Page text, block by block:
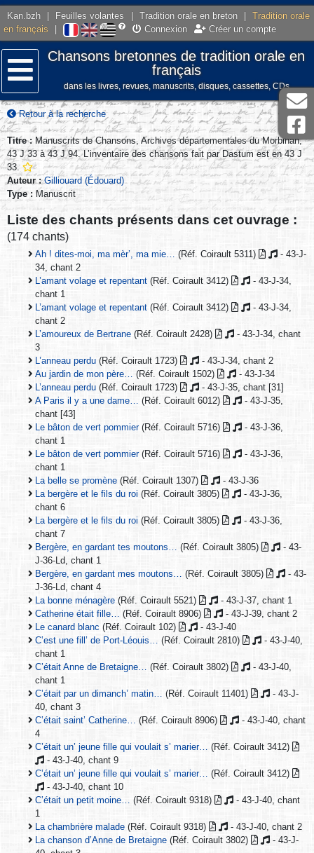
Kan.bzh Feuilles volantes Tradition orale en breton
Tradition orale
en français
Connexion Créer un compte
Menu
Chansons bretonnes de tradition orale en
français
dans les livres, revues, manuscrits, disques, cassettes, CDs
Retour à la recherche
Titre : Manuscrits de Chansons, Archives départementales du Morbihan,
43 J 33 à 43 J 94. L’inventaire des chansons fait par Dastum est en 43 J
33.
Auteur :Gilliouard (Édouard)
Type : Manuscrit
Liste des chants présents dans cet ouvrage :
(174 chants)
Ah ! dites-moi, ma mèr’, ma mie… (Réf. Coirault 5311)
- 43-J-
34, chant 2
L’amant volage et repentant (Réf. Coirault 3412)
- 43-J-34,
chant 1
L’amant volage et repentant (Réf. Coirault 3412)
- 43-J-34,
chant 2
L’amoureux de Bertrane (Réf. Coirault 2428)
- 43-J-34, chant
3
L’anneau perdu (Réf. Coirault 1723)
- 43-J-34, chant 2
Au jardin de mon père…
(Réf. Coirault 1502)
- 43-J-34
L’anneau perdu (Réf. Coirault 1723)
- 43-J-35, chant [31]
A Paris il y a une dame…
(Réf. Coirault 6012)
- 43-J-35,
chant [43]
Le bâton de vert pommier (Réf. Coirault 5716)
- 43-J-36,
chant 1
Le bâton de vert pommier(Réf. Coirault 5716)
- 43-J-36,
chant 1
La belle se promène (Réf. Coirault 1307)
- 43-J-36
La bergère et le fils du roi (Réf. Coirault 3805)
- 43-J-36,
chant 6
La bergère et le fils du roi (Réf. Coirault 3805)
- 43-J-36,
chant 7
Bergère, en gardant tes moutons…
(Réf. Coirault 3805)
- 43-
J-36-Ld, chant 1
Bergère, en gardant mes moutons…
(Réf. Coirault 3805)
- 43-
J-36-Ld, chant 4
La bonne ménagère (Réf. Coirault 5521)
- 43-J-37, chant 1
Catherine était fille…
(Réf. Coirault 8906)
- 43-J-39, chant 2
Le canard blanc (Réf. Coirault 102)
- 43-J-40
C’est une fill’ de Port-Léouis…
(Réf. Coirault 2810)
- 43-J-40,
chant 1
C’était Anne de Bretaigne…
(Réf. Coirault 3802)
- 43-J-40,
chant 1
C’était par un dimanch’ matin…
(Réf. Coirault 11401)
- 43-J-
40, chant 3
C’était saint’ Catherine…
(Réf. Coirault 8906)
- 43-J-40, chant
4
C’était un’ jeune fille qui voulait s’ marier…
(Réf. Coirault 3412)
- 43-J-40, chant 9
C’était un’ jeune fille qui voulait s’ marier…
(Réf. Coirault 3412)
- 43-J-40, chant 10
C’était un petit moine…
(Réf. Coirault 9318)
- 43-J-40, chant
1
La chambrière malade (Réf. Coirault 9318)
- 43-J-40, chant 2
La chanson d’Anne de Bretaigne (Réf. Coirault 3802)
- 43-J-